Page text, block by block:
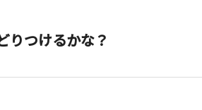
つけるかな？